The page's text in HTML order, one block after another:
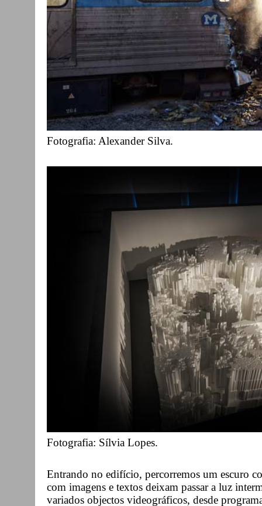
Fotografia: Alexander Silva.
Fotografia: Sílvia Lopes.
Entrando no edifício, percorremos um escuro
com imagens e textos deixam passar a luz
variados objectos videográficos, desde